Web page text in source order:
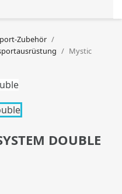
Zubehör
Mystic
DOUBLE